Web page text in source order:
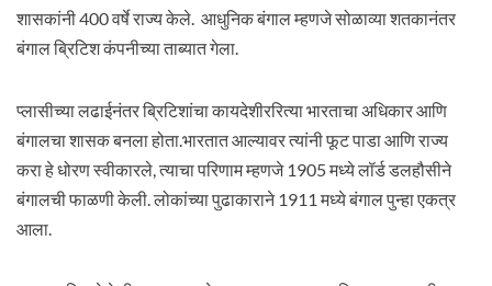
शासकांनी 400 वर्षे राज्य केले. आधुनिक बंगाल म्हणजे सोळाव्या शतकानंतर
बंगाल ब्रिटिश कंपनीच्या ताब्यात गेला.
प्लासीच्या लढाईनंतर ब्रिटिशांचा कायदेशीररित्या भारताचा अधिकार आणि
बंगालचा शासक बनला होता.भारतात आल्यावर त्यांनी फूट पाडा आणि राज्य
करा हे धोरण स्वीकारले, त्याचा परिणाम म्हणजे 1905 मध्ये लॉर्ड डलहौसीने
बंगालची फाळणी केली. लोकांच्या पुढाकाराने 1911 मध्ये बंगाल पुन्हा एकत्र
आला.